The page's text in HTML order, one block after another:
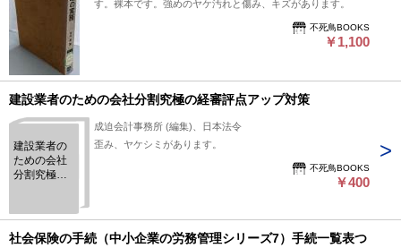
す。裸本です。強めのヤケ汚れと傷み、キズがあります。
不死鳥BOOKS
￥1,100
建設業者のための会社分割究極の経審評点アップ対策
建設業者の
ための会社
分割究極の
成迫会計事務所 (編集)、日本法令
歪み、ヤケシミがあります。
不死鳥BOOKS
￥400
社会保険の手続（中小企業の労務管理シリーズ7）手続一覧表つ